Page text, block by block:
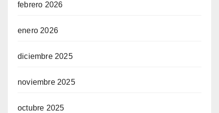
febrero 2026
enero 2026
diciembre 2025
noviembre 2025
octubre 2025